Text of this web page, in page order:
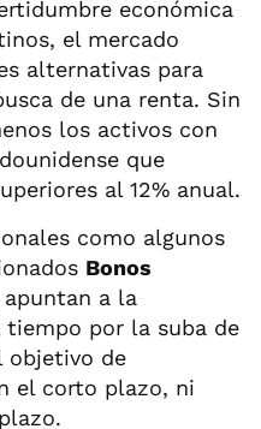
económica
el mercado
alternativas para
de una renta. Sin
los activos con
que
al 12% anual.
como algunos
Bonos
apuntan a la
por la suba de
objetivo de
el corto plazo, ni